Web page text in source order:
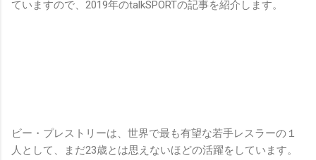
ていますので、2019年のtalkSPORTの記事を紹介します。
ビー・プレストリーは、世界で最も有望な若手レスラーの１
人として、まだ23歳とは思えないほどの活躍をしています。